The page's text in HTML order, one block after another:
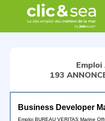
193
Business Developer
Emploi BUREAU VERITAS Marine